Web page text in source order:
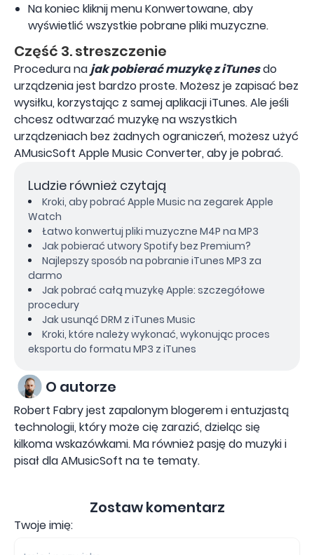
Na koniec kliknij menu Konwertowane, aby
wyświetlić wszystkie pobrane pliki muzyczne.
Część 3. streszczenie
Procedura najak pobierać muzykę z iTunesdo
urządzenia jest bardzo proste. Możesz je zapisać bez
wysiłku, korzystając z samej aplikacji iTunes. Ale jeśli
chcesz odtwarzać muzykę na wszystkich
urządzeniach bez żadnych ograniczeń, możesz użyć
AMusicSoft Apple Music Converter, aby je pobrać.
Ludzie również czytają
Kroki, aby pobrać Apple Music na zegarek Apple
Watch
Łatwo konwertuj pliki muzyczne M4P na MP3
Jak pobierać utwory Spotify bez Premium?
Najlepszy sposób na pobranie iTunes MP3 za
darmo
Jak pobrać całą muzykę Apple: szczegółowe
procedury
Jak usunąć DRM z iTunes Music
Kroki, które należy wykonać, wykonując proces
eksportu do formatu MP3 z iTunes
O autorze
Robert Fabry jest zapalonym blogerem i entuzjastą
technologii, który może cię zarazić, dzieląc się
kilkoma wskazówkami. Ma również pasję do muzyki i
pisał dla AMusicSoft na te tematy.
Zostaw komentarz
Twoje imię: